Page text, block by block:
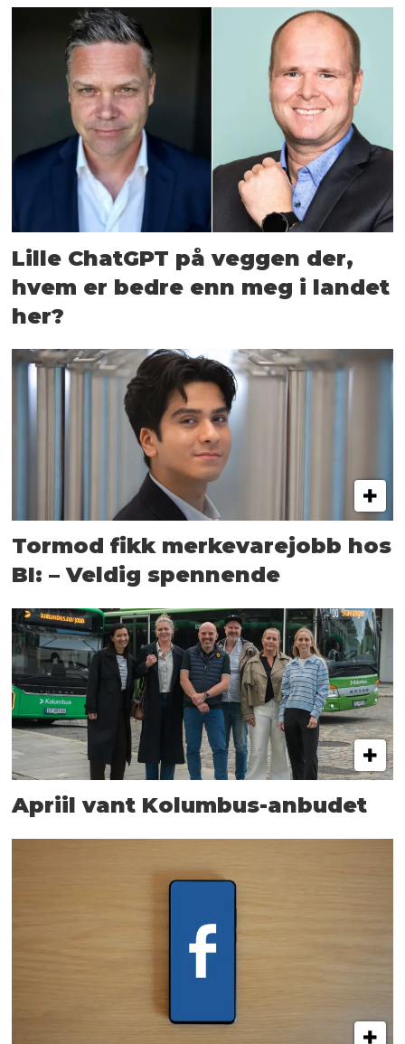
Lille ChatGPT på veggen der,
hvem er bedre enn meg i landet
her?
Tormod fikk merkevarejobb hos
BI: – Veldig spennende
Apriil vant Kolumbus-anbudet